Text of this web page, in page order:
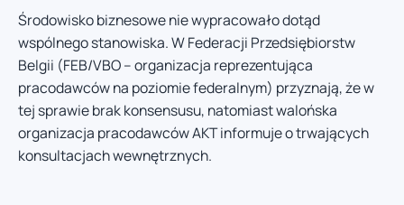
Środowisko biznesowe nie wypracowało dotąd
wspólnego stanowiska. W Federacji Przedsiębiorstw
Belgii (FEB/VBO – organizacja reprezentująca
pracodawców na poziomie federalnym) przyznają, że w
tej sprawie brak konsensusu, natomiast walońska
organizacja pracodawców AKT informuje o trwających
konsultacjach wewnętrznych.